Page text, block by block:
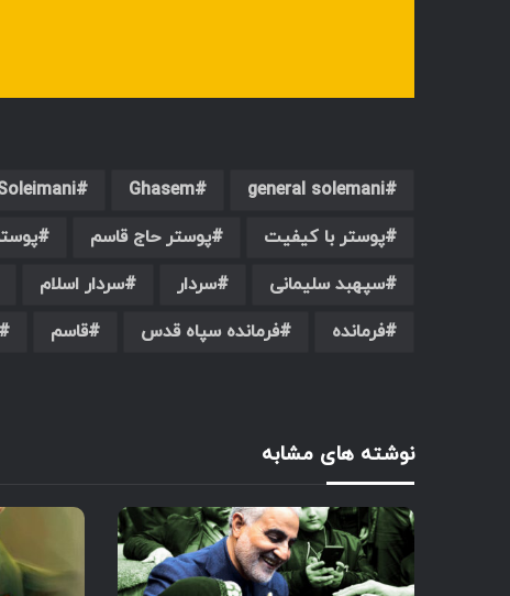
general solemani
Ghasem
پوستر با کیفیت
پوستر حاج قاسم
سپهبد سلیمانی
سردار سردار اسلام
فرمانده
فرمانده سپاه قدس قاسم
نوشته های مشابه